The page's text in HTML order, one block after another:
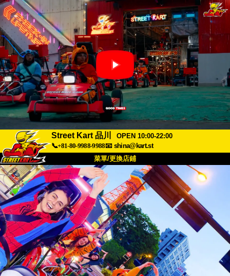
Street Kart 品川
OPEN 10:00-22:00
📞+81-80-9988-9988📧 shina@kart.st
菜單/更換店鋪
關於我們 規格 價格
交通資訊 顧客評價 常見問題
公司 預訂
更換店鋪
東京 品川 #1 東京 秋葉原 #1